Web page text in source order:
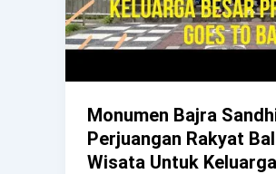
Monumen Bajra
Perjuangan Rakyat
Wisata Untuk